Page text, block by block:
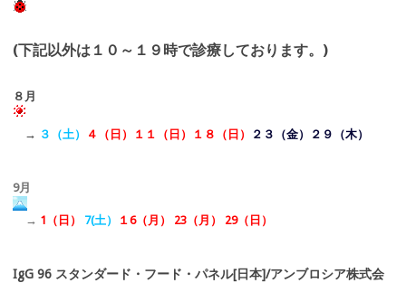
(下記以外は１０～１９時で診療しております。)
８月
→ ３（土） ４（日）１１（日） １８（日） ２３（金）２９（木）
9月
→ 1（日） 7(土） １6（月） 23（月） 29（日）
IgG 96 スタンダード・フード・パネル[日本]/アンブロシア株式会